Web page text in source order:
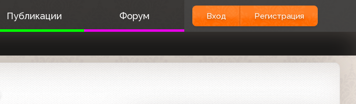
Публикации Форум Вход Регистрация